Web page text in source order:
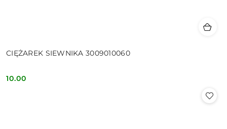
CIĘŻAREK SIEWNIKA 3009010060
Cena:
10.00